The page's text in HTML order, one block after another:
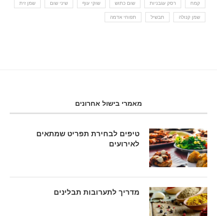
קמח רסק עגבניות שום כתוש שוקי עוף שיני שום שמן זית
שמן קנולה תבשיל תפוחי אדמה
מאמרי בישול אחרונים
טיפים לבחירת תפריט שמתאים
לאירועים
מדריך לתערובות תבלינים